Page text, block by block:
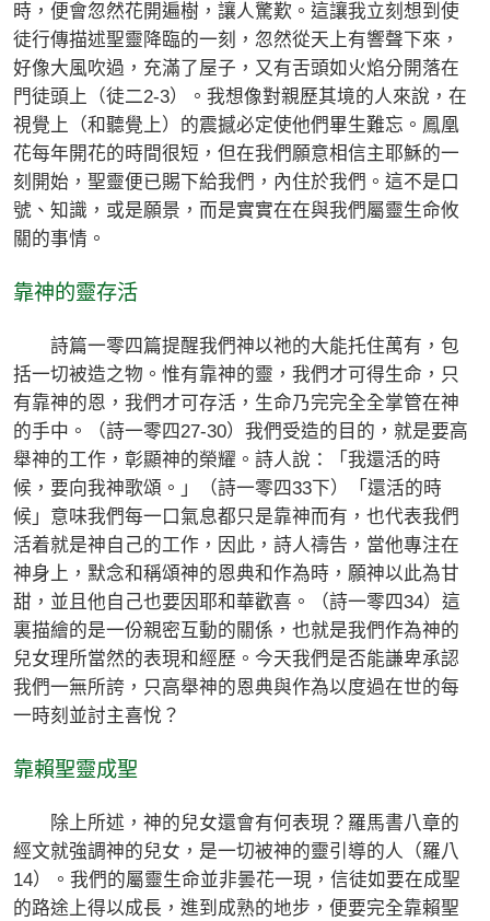
時，便會忽然花開遍樹，讓人驚歎。這讓我立刻想到使
徒行傳描述聖靈降臨的一刻，忽然從天上有響聲下來，
好像大風吹過，充滿了屋子，又有舌頭如火焰分開落在
門徒頭上（徒二2-3）。我想像對親歷其境的人來說，在
視覺上（和聽覺上）的震撼必定使他們畢生難忘。鳳凰
花每年開花的時間很短，但在我們願意相信主耶穌的一
刻開始，聖靈便已賜下給我們，內住於我們。這不是口
號、知識，或是願景，而是實實在在與我們屬靈生命攸
關的事情。
靠神的靈存活
詩篇一零四篇提醒我們神以祂的大能托住萬有，包
括一切被造之物。惟有靠神的靈，我們才可得生命，只
有靠神的恩，我們才可存活，生命乃完完全全掌管在神
的手中。（詩一零四27-30）我們受造的目的，就是要高
舉神的工作，彰顯神的榮耀。詩人說：「我還活的時
候，要向我神歌頌。」（詩一零四33下）「還活的時
候」意味我們每一口氣息都只是靠神而有，也代表我們
活着就是神自己的工作，因此，詩人禱告，當他專注在
神身上，默念和稱頌神的恩典和作為時，願神以此為甘
甜，並且他自己也要因耶和華歡喜。（詩一零四34）這
裏描繪的是一份親密互動的關係，也就是我們作為神的
兒女理所當然的表現和經歷。今天我們是否能謙卑承認
我們一無所誇，只高舉神的恩典與作為以度過在世的每
一時刻並討主喜悅？
靠賴聖靈成聖
除上所述，神的兒女還會有何表現？羅馬書八章的
經文就強調神的兒女，是一切被神的靈引導的人（羅八
14）。我們的屬靈生命並非曇花一現，信徒如要在成聖
的路途上得以成長，進到成熟的地步，便要完全靠賴聖